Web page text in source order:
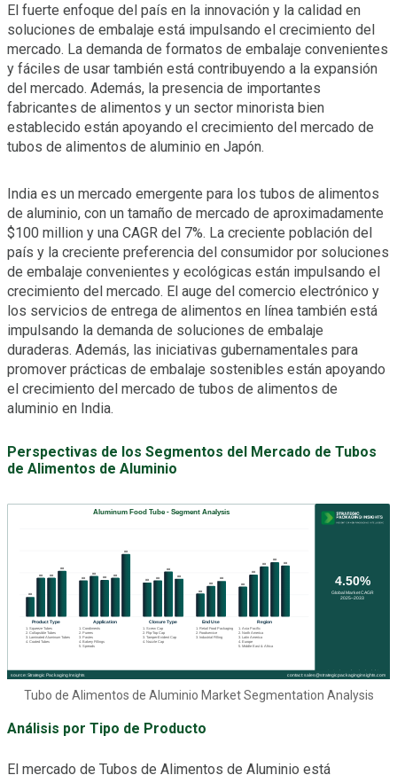
El fuerte enfoque del país en la innovación y la calidad en
soluciones de embalaje está impulsando el crecimiento del
mercado. La demanda de formatos de embalaje convenientes
y fáciles de usar también está contribuyendo a la expansión
del mercado. Además, la presencia de importantes
fabricantes de alimentos y un sector minorista bien
establecido están apoyando el crecimiento del mercado de
tubos de alimentos de aluminio en Japón.
India es un mercado emergente para los tubos de alimentos
de aluminio, con un tamaño de mercado de aproximadamente
$100 million y una CAGR del 7%. La creciente población del
país y la creciente preferencia del consumidor por soluciones
de embalaje convenientes y ecológicas están impulsando el
crecimiento del mercado. El auge del comercio electrónico y
los servicios de entrega de alimentos en línea también está
impulsando la demanda de soluciones de embalaje
duraderas. Además, las iniciativas gubernamentales para
promover prácticas de embalaje sostenibles están apoyando
el crecimiento del mercado de tubos de alimentos de
aluminio en India.
Perspectivas de los Segmentos del Mercado de Tubos
de Alimentos de Aluminio
Tubo de Alimentos de Aluminio Market Segmentation Analysis
Análisis por Tipo de Producto
El mercado de Tubos de Alimentos de Aluminio está